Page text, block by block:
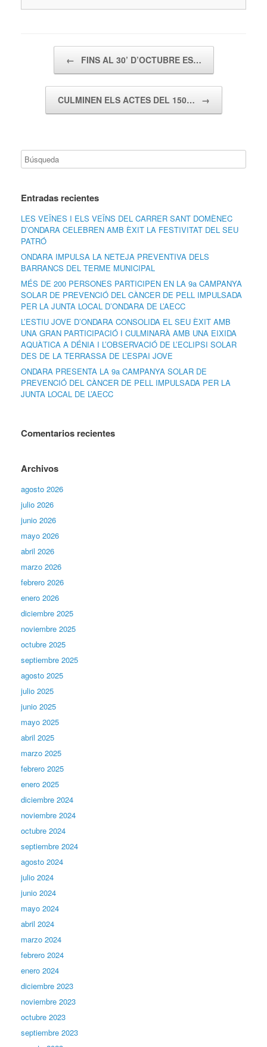
← FINS AL 30’ D’OCTUBRE ES…
CULMINEN ELS ACTES DEL 150… →
Entradas recientes
LES VEÏNES I ELS VEÏNS DEL CARRER SANT DOMÈNEC
D’ONDARA CELEBREN AMB ÈXIT LA FESTIVITAT DEL SEU
PATRÓ
ONDARA IMPULSA LA NETEJA PREVENTIVA DELS
BARRANCS DEL TERME MUNICIPAL
MÉS DE 200 PERSONES PARTICIPEN EN LA 9a CAMPANYA
SOLAR DE PREVENCIÓ DEL CÀNCER DE PELL IMPULSADA
PER LA JUNTA LOCAL D’ONDARA DE L’AECC
L’ESTIU JOVE D’ONDARA CONSOLIDA EL SEU ÈXIT AMB
UNA GRAN PARTICIPACIÓ I CULMINARÀ AMB UNA EIXIDA
AQUÀTICA A DÉNIA I L’OBSERVACIÓ DE L’ECLIPSI SOLAR
DES DE LA TERRASSA DE L’ESPAI JOVE
ONDARA PRESENTA LA 9a CAMPANYA SOLAR DE
PREVENCIÓ DEL CÀNCER DE PELL IMPULSADA PER LA
JUNTA LOCAL DE L’AECC
Comentarios recientes
Archivos
agosto 2026
julio 2026
junio 2026
mayo 2026
abril 2026
marzo 2026
febrero 2026
enero 2026
diciembre 2025
noviembre 2025
octubre 2025
septiembre 2025
agosto 2025
julio 2025
junio 2025
mayo 2025
abril 2025
marzo 2025
febrero 2025
enero 2025
diciembre 2024
noviembre 2024
octubre 2024
septiembre 2024
agosto 2024
julio 2024
junio 2024
mayo 2024
abril 2024
marzo 2024
febrero 2024
enero 2024
diciembre 2023
noviembre 2023
octubre 2023
septiembre 2023